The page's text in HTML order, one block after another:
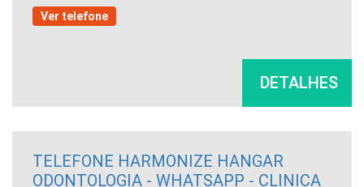
Ver telefone
DETALHES
TELEFONE HARMONIZE HANGAR
ODONTOLOGIA - WHATSAPP - CLINICA